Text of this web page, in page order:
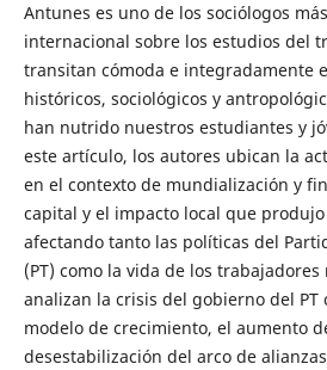
Antunes es uno de los sociólogos
internacional sobre los estudios del
transitan cómoda e integradamente
históricos, sociológicos y
han nutrido nuestros estudiantes y
este artículo, los autores ubican la
en el contexto de mundialización y
capital y el impacto local que
afectando tanto las políticas del
(PT) como la vida de los trabajadores
analizan la crisis del gobierno del PT
modelo de crecimiento, el aumento
desestabilización del arco de